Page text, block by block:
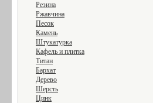
Резина
Ржавчина
Песок
Камень
Штукатурка
Кафель и плитка
Титан
Бархат
Дерево
Шерсть
Цинк